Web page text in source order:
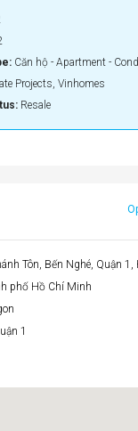
Căn hộ - Apartment -
Projects, Vinhomes
Resale
Tôn, Bến Nghé, Quận
phố Hồ Chí Minh
1